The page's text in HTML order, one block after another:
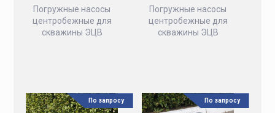
Погружные насосы
центробежные для
скважины ЭЦВ
Погружные насосы
центробежные для
скважины ЭЦВ
По запросу По запросу